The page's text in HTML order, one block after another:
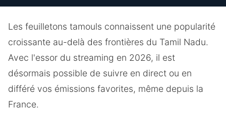
Les feuilletons tamouls connaissent une popularité
croissante au-delà des frontières du Tamil Nadu.
Avec l'essor du streaming en 2026, il est
désormais possible de suivre en direct ou en
différé vos émissions favorites, même depuis la
France.